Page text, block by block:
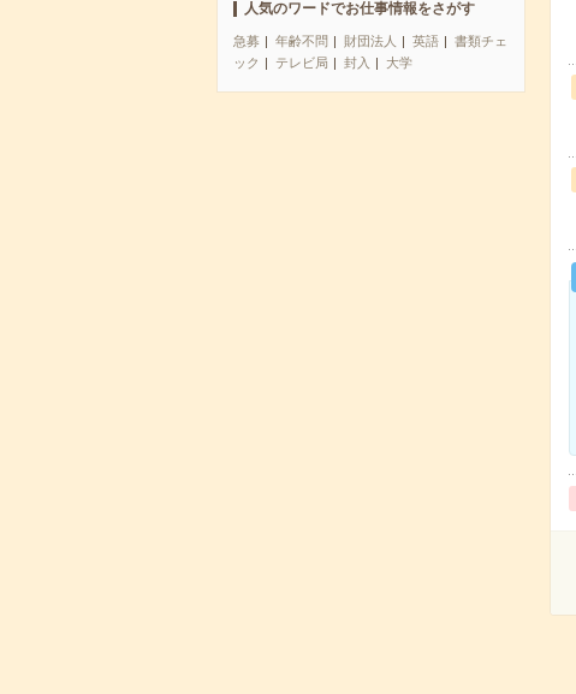
人気のワードでお仕事情報をさがす
急募 年齢不問 財団法人 英語
書類チェ
ック
テレビ局 封入 大学